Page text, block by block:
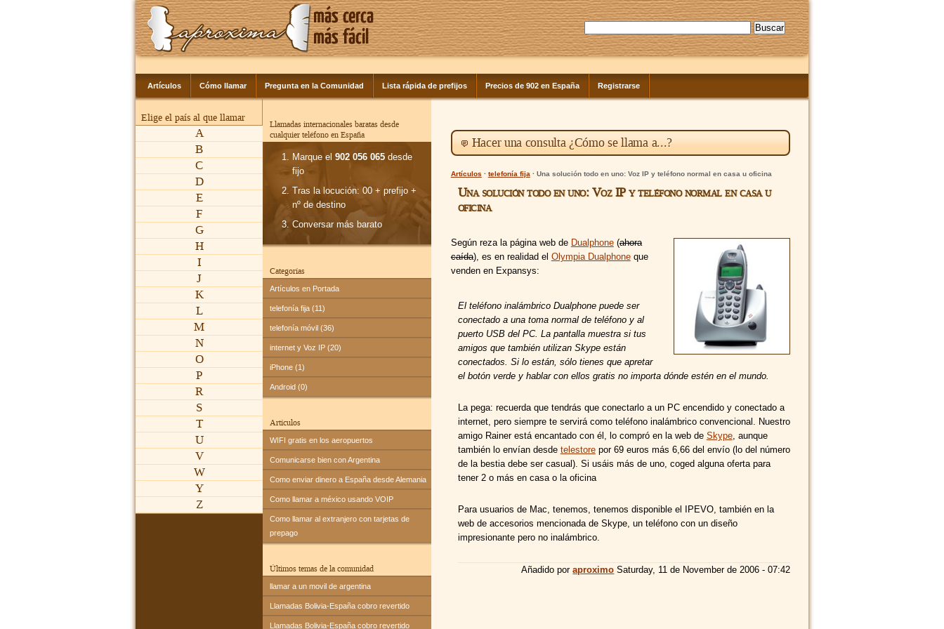
Artículos Cómo llamar Pregunta en la Comunidad Lista rápida de prefijos Precios de 902 en España Registrarse
Elige el país al que llamar
A
B
C
D
E
F
G
H
I
J
K
L
M
N
O
P
R
S
T
U
V
W
Y
Z
Llamadas internacionales baratas desde
cualquier teléfono en España
Marque el902 056 065 desde
fijo
Tras la locución: 00 + prefijo +
nº de destino
Conversar más barato
Categorías
Artículos en Portada
telefonía fija (11)
telefonía móvil (36)
internet y Voz IP (20)
iPhone (1)
Android (0)
Artículos
WIFI gratis en los aeropuertos
Comunicarse bien con Argentina
Como enviar dinero a España desde Alemania
Como llamar a méxico usando VOIP
Como llamar al extranjero con tarjetas de
prepago
Últimos temas de la comunidad
llamar a un movil de argentina
Llamadas Bolivia-España cobro revertido
Llamadas Bolivia-España cobro revertido
Hacer una consulta ¿Cómo se llama a...?
Artículos · telefonía fija · Una solución todo en uno: Voz IP y teléfono normal en casa u oficina
Una solución todo en uno: Voz IP y teléfono normal en casa u
oficina
Según reza la página web de Dualphone(ahora
caída), es en realidad el Olympia Dualphoneque
venden en Expansys:
El teléfono inalámbrico Dualphone puede ser
conectado a una toma normal de teléfono y al
puerto USB del PC. La pantalla muestra si tus
amigos que también utilizan Skype están
conectados. Si lo están, sólo tienes que apretar
el botón verde y hablar con ellos gratis no importa dónde estén en el mundo.
La pega: recuerda que tendrás que conectarlo a un PC encendido y conectado a
internet, pero siempre te servirá como teléfono inalámbrico convencional. Nuestro
amigo Rainer está encantado con él, lo compró en la web de Skype, aunque
también lo envían desde telestorepor 69 euros más 6,66 del envío (lo del número
de la bestia debe ser casual). Si usáis más de uno, coged alguna oferta para
tener 2 o más en casa o la oficina
Para usuarios de Mac, tenemos, tenemos disponible el IPEVO, también en la
web de accesorios mencionada de Skype, un teléfono con un diseño
impresionante pero no inalámbrico.
Añadido poraproximo Saturday, 11 de November de 2006 - 07:42